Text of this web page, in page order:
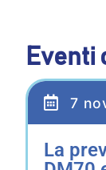
Eventi
7
La